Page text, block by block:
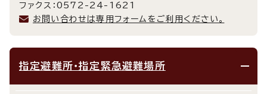
ファクス：0572-24-1621
お問い合わせは専用フォームをご利用ください。
指定避難所・指定緊急避難場所